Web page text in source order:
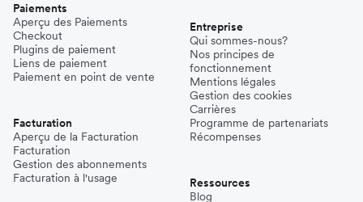
Paiements
Aperçu des Paiements
Checkout
Plugins de paiement
Liens de paiement
Paiement en point de vente
Facturation
Aperçu de la Facturation
Facturation
Gestion des abonnements
Facturation à l'usage
Entreprise
Qui sommes-nous?
Nos principes de
fonctionnement
Mentions légales
Gestion des cookies
Carrières
Programme de partenariats
Récompenses
Ressources
Blog